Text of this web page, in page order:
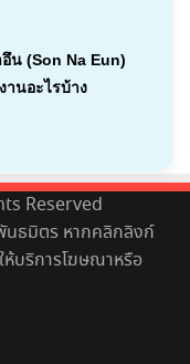
น (Son Na Eun)
นอะไรบ้าง
Reserved
นธมิตร หากคลิกลิงก์
ห้บริการโฆษณาหรือ